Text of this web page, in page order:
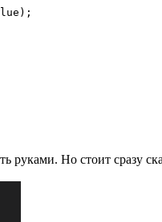
Но стоит сразу